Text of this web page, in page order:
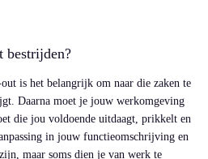
bestrijden?
is het belangrijk om naar die zaken te
Daarna moet je jouw werkomgeving
die jou voldoende uitdaagt, prikkelt en
in jouw functieomschrijving en
maar soms dien je van werk te